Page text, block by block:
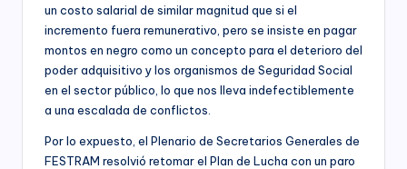
un costo salarial de similar magnitud que si el
incremento fuera remunerativo, pero se insiste en pagar
montos en negro como un concepto para el deterioro del
poder adquisitivo y los organismos de Seguridad Social
en el sector público, lo que nos lleva indefectiblemente
a una escalada de conflictos.
Por lo expuesto, el Plenario de Secretarios Generales de
FESTRAM resolvió retomar el Plan de Lucha con un paro